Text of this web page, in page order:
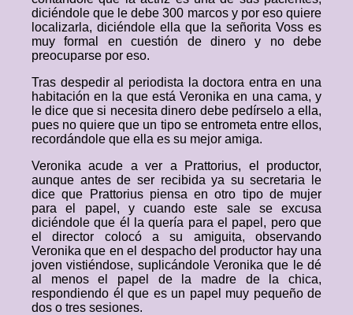
diciéndole que le debe 300 marcos y por eso quiere
localizarla, diciéndole ella que la señorita Voss es
muy formal en cuestión de dinero y no debe
preocuparse por eso.
Tras despedir al periodista la doctora entra en una
habitación en la que está Veronika en una cama, y
le dice que si necesita dinero debe pedírselo a ella,
pues no quiere que un tipo se entrometa entre ellos,
recordándole que ella es su mejor amiga.
Veronika acude a ver a Prattorius, el productor,
aunque antes de ser recibida ya su secretaria le
dice que Prattorius piensa en otro tipo de mujer
para el papel, y cuando este sale se excusa
diciéndole que él la quería para el papel, pero que
el director colocó a su amiguita, observando
Veronika que en el despacho del productor hay una
joven vistiéndose, suplicándole Veronika que le dé
al menos el papel de la madre de la chica,
respondiendo él que es un papel muy pequeño de
dos o tres sesiones.